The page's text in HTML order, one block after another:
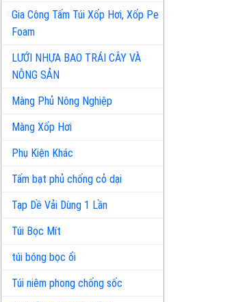
Gia Công Tấm Túi Xốp Hơi, Xốp Pe
Foam
LƯỚI NHỰA BAO TRÁI CÂY VÀ
NÔNG SẢN
Màng Phủ Nông Nghiệp
Màng Xốp Hơi
Phụ Kiện Khác
Tấm bạt phủ chống cỏ dại
Tạp Dề Vải Dùng 1 Lần
Túi Bọc Mít
túi bóng bọc ổi
Túi niêm phong chống sốc